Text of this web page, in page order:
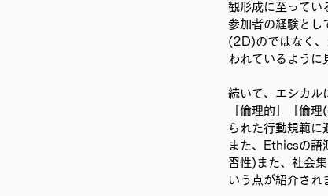
観形成に至ってい
参加者の経験とし
(2D)のではなく、
われているように
続いて、エシカル
「倫理的」「倫
られた行動規範に
また、Ethicsの語
習性)また、社会
いう点が紹介され